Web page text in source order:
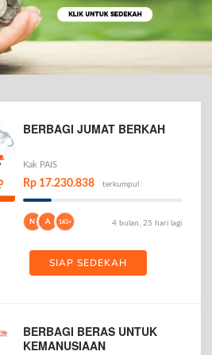
BERBAGI JUMAT BERKAH
Kak PAIS
Rp 17.230.838 terkumpul
N A 143+ 4 bulan, 25 hari lagi
SIAP SEDEKAH
BERBAGI BERAS UNTUK
KEMANUSIAAN